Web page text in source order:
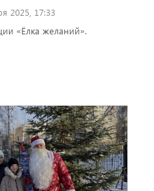
2025, 17:33
«Ёлка желаний».